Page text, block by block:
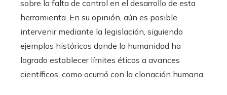
sobre la falta de control en el desarrollo de esta
herramienta. En su opinión, aún es posible
intervenir mediante la legislación, siguiendo
ejemplos históricos donde la humanidad ha
logrado establecer límites éticos a avances
científicos, como ocurrió con la clonación humana.